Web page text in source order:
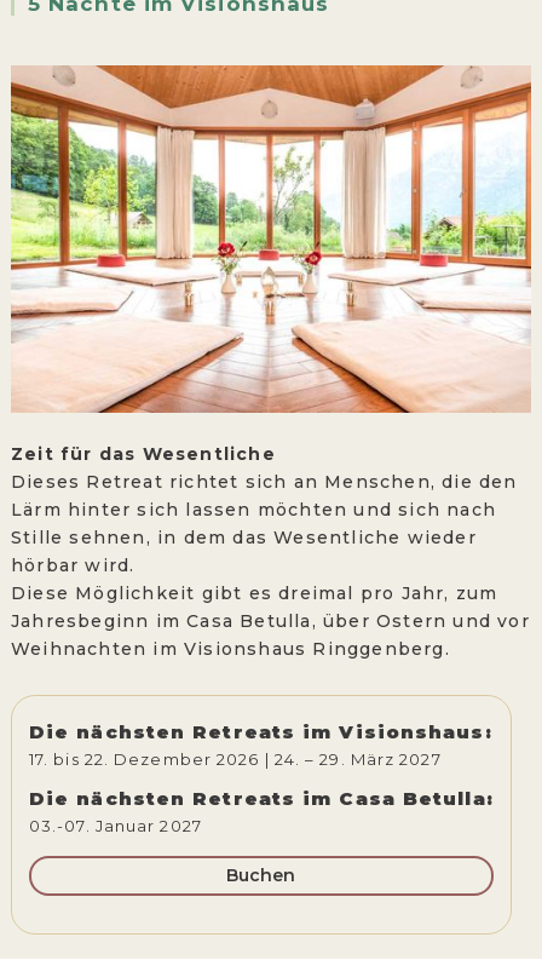
Zeit für das Wesentliche
Dieses Retreat richtet sich an Menschen, die den
Lärm hinter sich lassen möchten und sich nach
Stille sehnen, in dem das Wesentliche wieder
hörbar wird.
Diese Möglichkeit gibt es dreimal pro Jahr, zum
Jahresbeginn im Casa Betulla, über Ostern und vor
Weihnachten im Visionshaus Ringgenberg. ‍
Die nächsten Retreats im Visionshaus:
17. bis 22. Dezember 2026 | 24. – 29. März 2027
Die nächsten Retreats im Casa Betulla:
03.-07. Januar 2027
Buchen